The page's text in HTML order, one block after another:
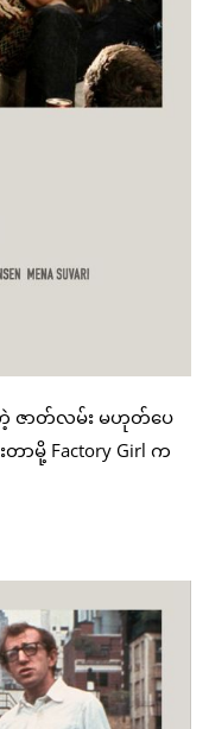
ဇာတ်လမ်း မဟုတ်ပေ
မို့ Factory Girl က